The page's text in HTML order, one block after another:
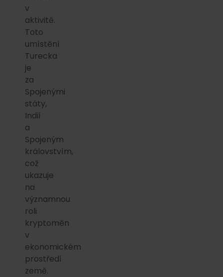
v
aktivitě.
Toto
umístění
Turecka
je
za
Spojenými
státy,
Indií
a
Spojeným
královstvím,
což
ukazuje
na
významnou
roli
kryptoměn
v
ekonomickém
prostředí
země.